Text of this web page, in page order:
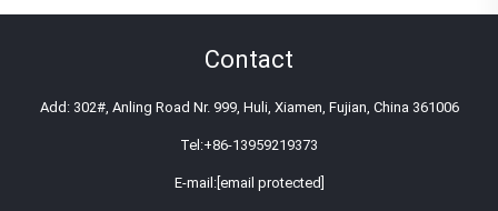
Contact
Add: 302#, Anling Road Nr. 999, Huli, Xiamen, Fujian, China 361006
Tel:+86-13959219373
E-mail:[email protected]